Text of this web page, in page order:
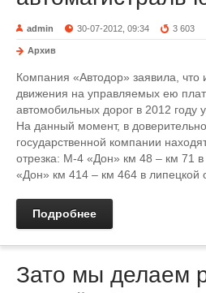
admin 30-07-2012, 09:34 3 603
Архив
Компания «Автодор» заявила, что
движения на управляемых ею
автомобильных дорог в 2012 году
На данный момент, в
государственной компании
отрезка: М-4 «Дон» км 48 – км 71
«Дон» км 414 – км 464 в липецкой
Подробнее
Зато мы делаем